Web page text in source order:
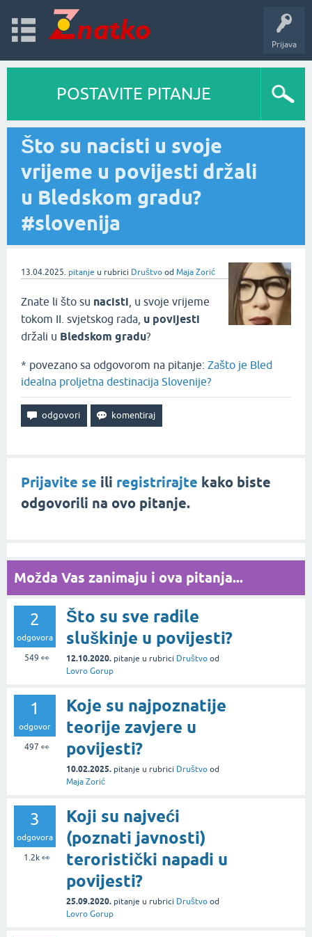
Prijava
POSTAVITE PITANJE
Što su nacisti u svoje
vrijeme u povijesti držali
u Bledskom gradu?
#slovenija
13.04.2025. pitanje u rubrici Društvo od Maja Zorić
Znate li što su nacisti , u svoje vrijeme
tokom II. svjetskog rada, u povijesti
držali u Bledskom gradu?
* povezano sa odgovorom na pitanje: Zašto je Bled
idealna proljetna destinacija Slovenije?
Prijavite se ili registrirajte kako biste
odgovorili na ovo pitanje.
Možda Vas zanimaju i ova pitanja...
2
odgovora
549 👀
Što su sve radile
sluškinje u povijesti?
12.10.2020. pitanje u rubrici Društvo od
Lovro Gorup
1
odgovor
497 👀
Koje su najpoznatije
teorije zavjere u
povijesti?
10.02.2025. pitanje u rubrici Društvo od
Maja Zorić
3
odgovora
1.2k👀
Koji su najveći
(poznati javnosti)
teroristički napadi u
povijesti?
25.09.2020. pitanje u rubrici Društvo od
Lovro Gorup